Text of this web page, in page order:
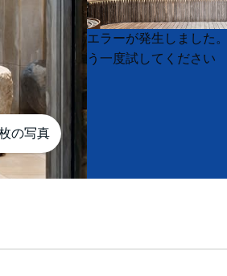
の写真
Product
List
Product
List
エラーが発生しました
う一度試してください